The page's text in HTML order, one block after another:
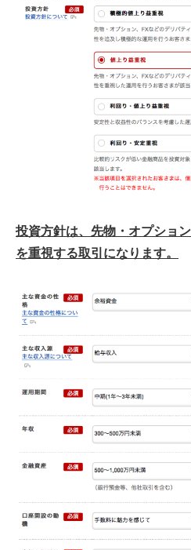
投資方針は、先物・オプショ
を重視する取引になります。